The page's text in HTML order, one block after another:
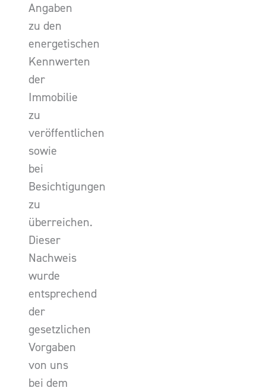
Angaben
zu den
energetischen
Kennwerten
der
Immobilie
zu
veröffentlichen
sowie
bei
Besichtigungen
zu
überreichen.
Dieser
Nachweis
wurde
entsprechend
der
gesetzlichen
Vorgaben
von uns
bei dem